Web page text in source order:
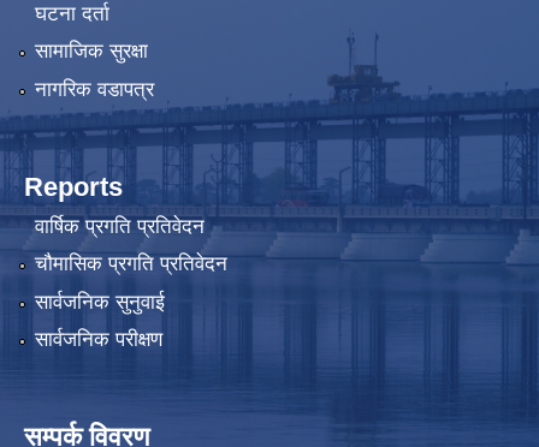
घटना दर्ता
सामाजिक सुरक्षा
नागरिक वडापत्र
Reports
वार्षिक प्रगति प्रतिवेदन
चौमासिक प्रगति प्रतिवेदन
सार्वजनिक सुनुवाई
सार्वजनिक परीक्षण
सम्पर्क विवरण